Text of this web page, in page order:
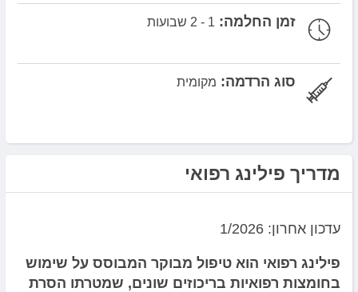
זמן החלמה: 1 - 2 שבועות
סוג הרדמה: מקומית
מדריך פילינג רפואי
עדכון אחרון: 1/2026
פילינג רפואי הוא טיפול מבוקר המבוסס על שימוש
בחומצות רפואיות בריכוזים שונים, שמטרתו הסרת